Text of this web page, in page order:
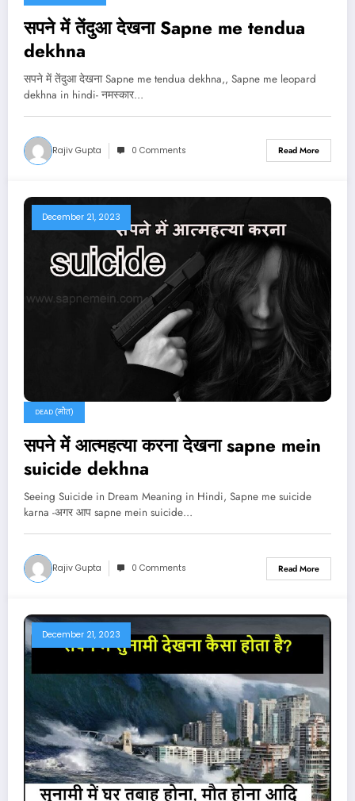
सपने में तेंदुआ देखना Sapne me tendua
dekhna
सपने में तेंदुआ देखना Sapne me tendua dekhna,, Sapne me leopard
dekhna in hindi- नमस्कार…
Rajiv Gupta 0 Comments Read More
December 21, 2023
DEAD (मौत)
सपने में आत्महत्या करना देखना sapne mein
suicide dekhna
Seeing Suicide in Dream Meaning in Hindi, Sapne me suicide
karna -अगर आप sapne mein suicide…
Rajiv Gupta 0 Comments Read More
December 21, 2023